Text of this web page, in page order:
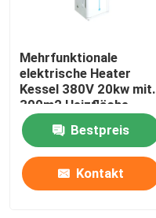
Mehrfunktionale
elektrische Heater
Kessel 380V 20kw mit
300m2 Heizfläche
Bestpreis
Kontakt